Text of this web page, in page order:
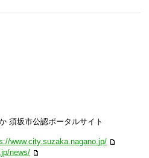
須坂市公認ポータルサイト
www.city.suzaka.nagano.jp/
news/